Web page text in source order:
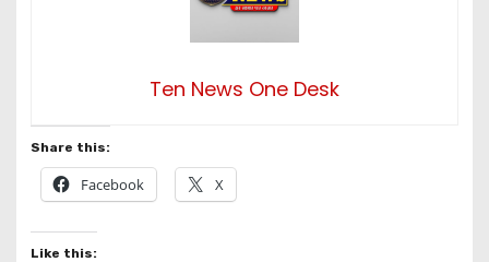
Ten News One Desk
Share this:
Facebook X
Like this: